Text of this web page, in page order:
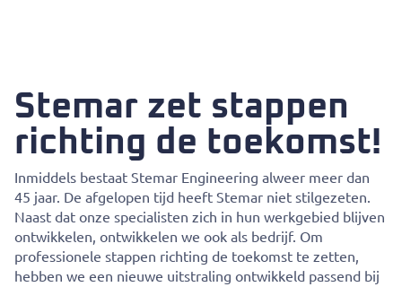
Stemar zet stappen
richting de toekomst!
Inmiddels bestaat Stemar Engineering alweer meer dan
45 jaar. De afgelopen tijd heeft Stemar niet stilgezeten.
Naast dat onze specialisten zich in hun werkgebied blijven
ontwikkelen, ontwikkelen we ook als bedrijf. Om
professionele stappen richting de toekomst te zetten,
hebben we een nieuwe uitstraling ontwikkeld passend bij